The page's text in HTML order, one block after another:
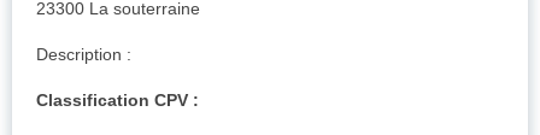
23300 La souterraine
Description :
Classification CPV :